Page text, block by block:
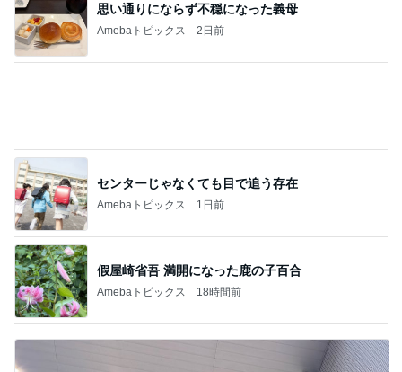
思い通りにならず不穏になった義母
Amebaトピックス 2日前
假屋崎省吾 満開になった鹿の子百合
Amebaトピックス 18時間前